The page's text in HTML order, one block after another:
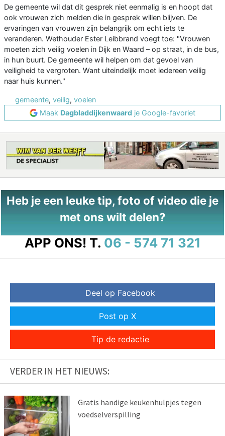
De gemeente wil dat dit gesprek niet eenmalig is en hoopt dat
ook vrouwen zich melden die in gesprek willen blijven. De
ervaringen van vrouwen zijn belangrijk om echt iets te
veranderen. Wethouder Ester Leibbrand voegt toe: "Vrouwen
moeten zich veilig voelen in Dijk en Waard – op straat, in de bus,
in hun buurt. De gemeente wil helpen om dat gevoel van
veiligheid te vergroten. Want uiteindelijk moet iedereen veilig
naar huis kunnen."
gemeente, veilig, voelen
Maak Dagbladdijkenwaard je Google-favoriet
Heb je een leuke tip, foto of video die je
met ons wilt delen?
APP ONS! T. 06 - 574 71 321
Deel op Facebook
Post op X
Tip de redactie
VERDER IN HET NIEUWS:
Gratis handige keukenhulpjes tegen
voedselverspilling